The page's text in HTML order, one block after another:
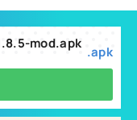
mod.apk .apk